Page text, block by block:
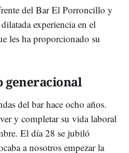
del Bar El Porroncillo y
experiencia en el
les ha proporcionado su
generacional
del bar hace ocho años.
y completar su vida laboral
El día 28 se jubiló
a nosotros empezar la